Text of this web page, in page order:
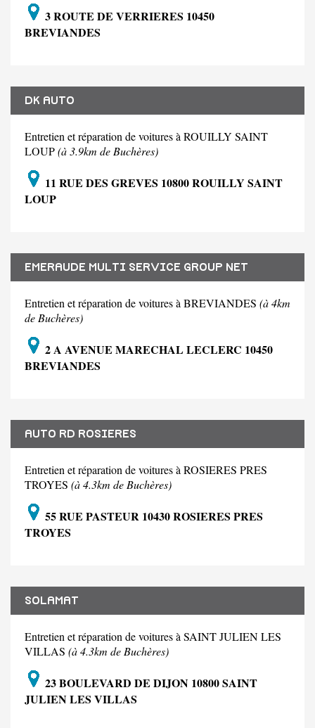
3 ROUTE DE VERRIERES 10450
BREVIANDES
DK AUTO
Entretien et réparation de voitures à ROUILLY SAINT
LOUP(à 3.9km de Buchères)
11 RUE DES GREVES 10800 ROUILLY SAINT
LOUP
EMERAUDE MULTI SERVICE GROUP NET
Entretien et réparation de voitures à BREVIANDES (à 4km
de Buchères)
2 A AVENUE MARECHAL LECLERC 10450
BREVIANDES
AUTO RD ROSIERES
Entretien et réparation de voitures à ROSIERES PRES
TROYES (à 4.3km de Buchères)
55 RUE PASTEUR 10430 ROSIERES PRES
TROYES
SOLAMAT
Entretien et réparation de voitures à SAINT JULIEN LES
VILLAS (à 4.3km de Buchères)
23 BOULEVARD DE DIJON 10800 SAINT
JULIEN LES VILLAS